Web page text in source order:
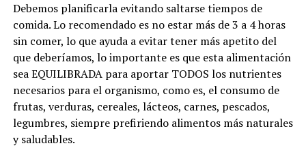
Debemos planificarla evitando saltarse tiempos de
comida. Lo recomendado es no estar más de 3 a 4 horas
sin comer, lo que ayuda a evitar tener más apetito del
que deberíamos, lo importante es que esta alimentación
sea EQUILIBRADA para aportar TODOS los nutrientes
necesarios para el organismo, como es, el consumo de
frutas, verduras, cereales, lácteos, carnes, pescados,
legumbres, siempre prefiriendo alimentos más naturales
y saludables.